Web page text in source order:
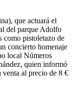
que actuará el
del parque Adolfo
como pistoletazo de
concierto homenaje
local Números
quien informó
venta al precio de 8 €